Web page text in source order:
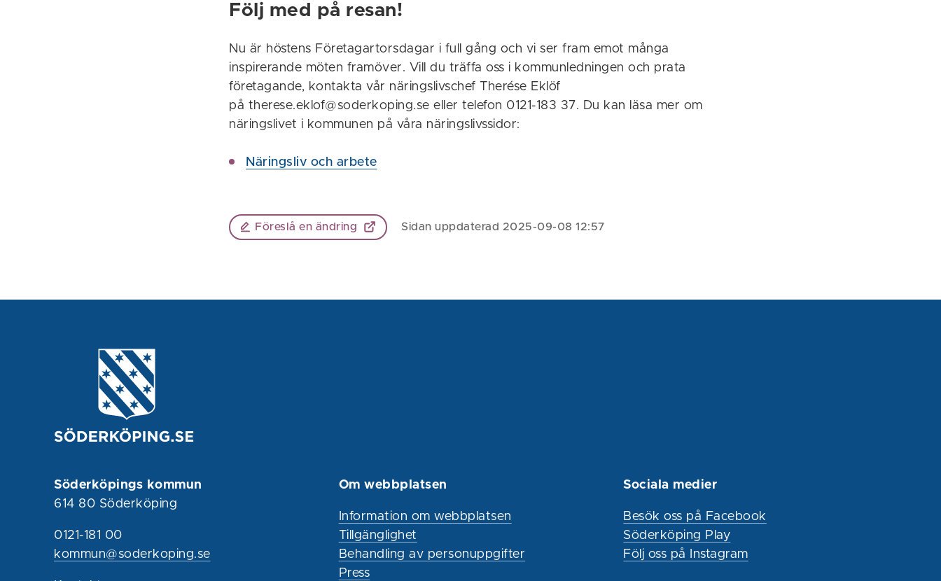
Följ med på resan!
Nu är höstens Företagartorsdagar i full gång och vi ser fram emot många
inspirerande möten framöver. Vill du träffa oss i kommunledningen och prata
företagande, kontakta vår näringslivschef Therése Eklöf
på therese.eklof@soderkoping.se eller telefon 0121-183 37. Du kan läsa mer om
näringslivet i kommunen på våra näringslivssidor:
Näringsliv och arbete
Föreslå en ändring Sidan uppdaterad 2025-09-08 12:57
Söderköpings kommun
614 80 Söderköping
0121-181 00
kommun@soderkoping.se
Om webbplatsen
Information om webbplatsen
Tillgänglighet
Behandling av personuppgifter
Press
Sociala medier
Besök oss på Facebook
Söderköping Play
Följ oss på Instagram